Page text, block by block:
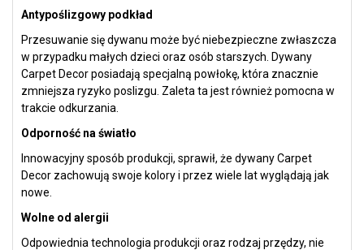
Antypoślizgowy podkład
Przesuwanie się dywanu może być niebezpieczne zwłaszcza
w przypadku małych dzieci oraz osób starszych. Dywany
Carpet Decor posiadają specjalną powłokę, która znacznie
zmniejsza ryzyko poslizgu. Zaleta ta jest również pomocna w
trakcie odkurzania.
Odporność na światło
Innowacyjny sposób produkcji, sprawił, że dywany Carpet
Decor zachowują swoje kolory i przez wiele lat wyglądają jak
nowe.
Wolne od alergii
Odpowiednia technologia produkcji oraz rodzaj przędzy, nie